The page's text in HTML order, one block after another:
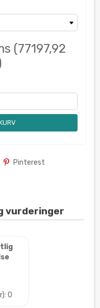
(77197,92
Pinterest
vurderinger
0